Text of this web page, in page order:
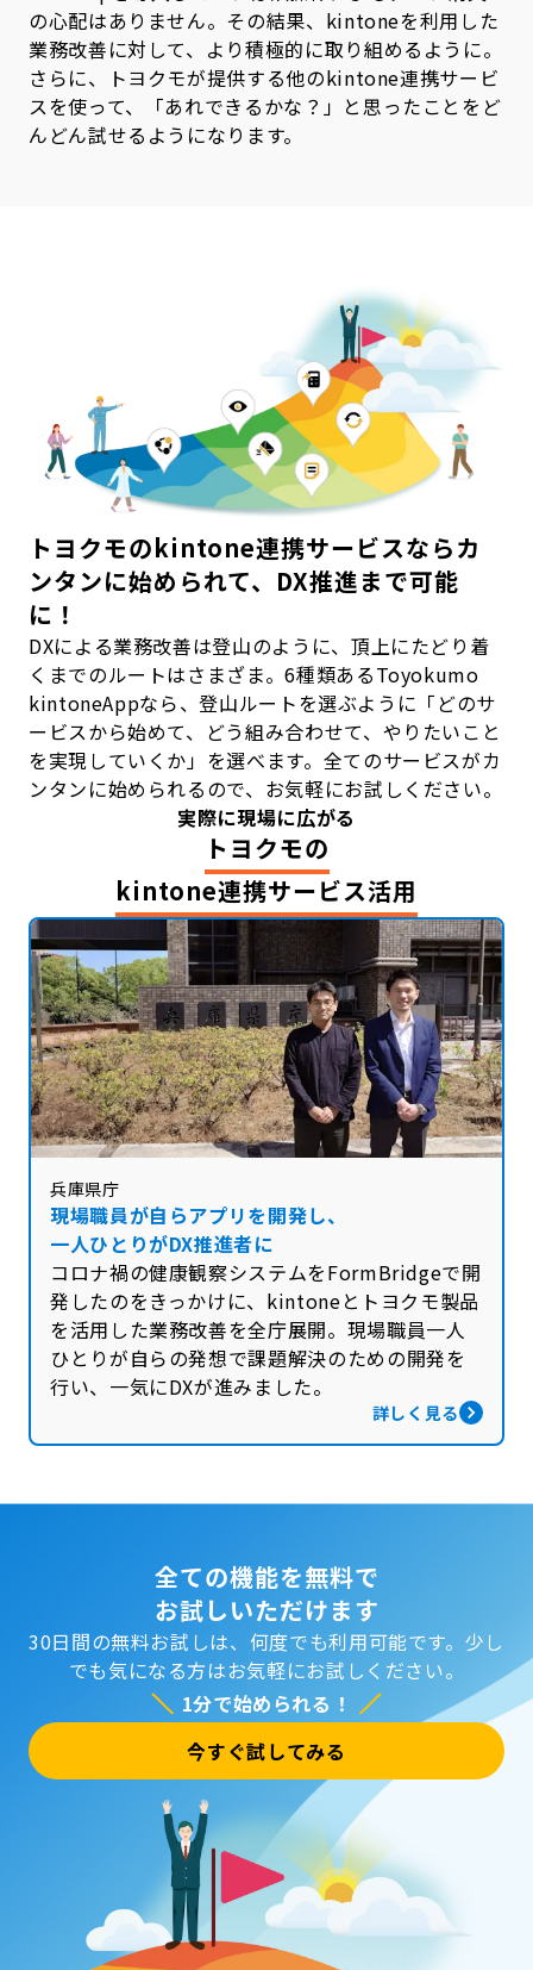
の心配はありません。その結果、kintoneを利用した
業務改善に対して、より積極的に取り組めるように。
さらに、トヨクモが提供する他のkintone連携サービ
スを使って、「あれできるかな？」と思ったことをど
んどん試せるようになります。
トヨクモのkintone連携サービスならカ
ンタンに始められて、DX推進まで可能
に！
DXによる業務改善は登山のように、頂上にたどり着
くまでのルートはさまざま。6種類あるToyokumo
kintoneAppなら、登山ルートを選ぶように「どのサ
ービスから始めて、どう組み合わせて、やりたいこと
を実現していくか」を選べます。全てのサービスがカ
ンタンに始められるので、お気軽にお試しください。
実際に現場に広がる
トヨクモの
kintone連携サービス活用
兵庫県庁
現場職員が自らアプリを開発し、
一人ひとりがDX推進者に
コロナ禍の健康観察システムをFormBridgeで開
発したのをきっかけに、kintoneとトヨクモ製品
を活用した業務改善を全庁展開。現場職員一人
ひとりが自らの発想で課題解決のための開発を
行い、一気にDXが進みました。
詳しく見る
全ての機能を無料で
お試しいただけます
30日間の無料お試しは、何度でも利用可能です。 少し
でも気になる方はお気軽にお試しください。
1分で始められる！
今すぐ試してみる